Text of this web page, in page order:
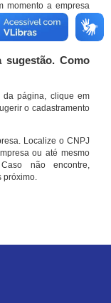
momento a empresa
do site.
sugestão. Como
da página, clique em
o cadastramento
Localize o CNPJ
ou até mesmo
não encontre,
próximo.